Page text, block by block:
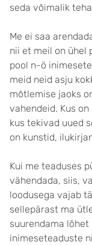
seda võimalik
Me ei saa
nii et meil on ühel
pool n-ö
meid neid asju
mõtlemise jaoks
vahendeid. Kus
kus tekivad uued
on kunstid,
Kui me teaduses
vähendada, siis,
loodusega vajab
sellepärast ma
suurendama
inimeseteaduste